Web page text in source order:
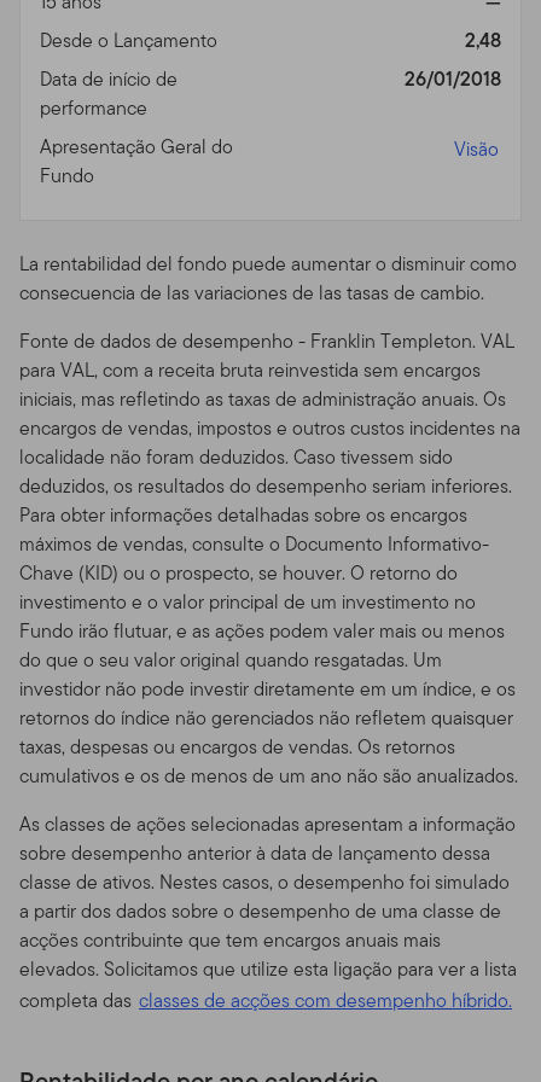
Desde o Lançamento
2,48
Data de início de
performance
26/01/2018
Apresentação Geral do
Fundo
Visão
La rentabilidad del fondo puede aumentar o disminuir como
consecuencia de las variaciones de las tasas de cambio.
Fonte de dados de desempenho - Franklin Templeton. VAL
para VAL, com a receita bruta reinvestida sem encargos
iniciais, mas refletindo as taxas de administração anuais. Os
encargos de vendas, impostos e outros custos incidentes na
localidade não foram deduzidos. Caso tivessem sido
deduzidos, os resultados do desempenho seriam inferiores.
Para obter informações detalhadas sobre os encargos
máximos de vendas, consulte o Documento Informativo-
Chave (KID) ou o prospecto, se houver. O retorno do
investimento e o valor principal de um investimento no
Fundo irão flutuar, e as ações podem valer mais ou menos
do que o seu valor original quando resgatadas. Um
investidor não pode investir diretamente em um índice, e os
retornos do índice não gerenciados não refletem quaisquer
taxas, despesas ou encargos de vendas. Os retornos
cumulativos e os de menos de um ano não são anualizados.
As classes de ações selecionadas apresentam a informação
sobre desempenho anterior à data de lançamento dessa
classe de ativos. Nestes casos, o desempenho foi simulado
a partir dos dados sobre o desempenho de uma classe de
acções contribuinte que tem encargos anuais mais
elevados. Solicitamos que utilize esta ligação para ver a lista
completa das classes de acções com desempenho híbrido.
Disponibilidade de Prospectos.
Para mais informações
contate seu representante designado (consultor
financeiro) e obtenha um prospecto, ou faça o
download de um prospecto, que contém informações
importantes sobre os objetivos de cada fundo de
com cuidado antes de investir ou enviar dinheiro.
o valor principal dos fundos vai flutuar com as
condições de mercado, e você pode ter um ganho ou
perda quando você vender suas cotas. O valor das
cotas dos Fundos e a renda acumulada nas cotas, se
existir, pode subir ou cair.Performance anterior não
garante resultados futuros.Fundos e outros produtos
de investimento não são depósitos ou obrigações
garantidas por instituições financeiras, e estão sujeitos a
riscos que incluem a possível perda da quantia principal
investida.
Riscos de Investimento. Todos os fundos estão sujeitos
a certos riscos. De forma geral, investimentos que
oferecem potencial de retorno mais alto estão
acompanhados de um grau maior de risco. Ações e
outros títulos que representam direitos de propriedade
performance que outras classes de ativos a longo
prazo, mas tendem a flutuar de forma mais dramática
num período mais curto. Títulos e outras obrigações de
dívida são afetados pela credibilidade de seus
emissores e mudanças nas taxas de juros, com os
preços frequentemente declinando à medida que a
taxa de juros sobe. Títulos menos cotados de alta renda